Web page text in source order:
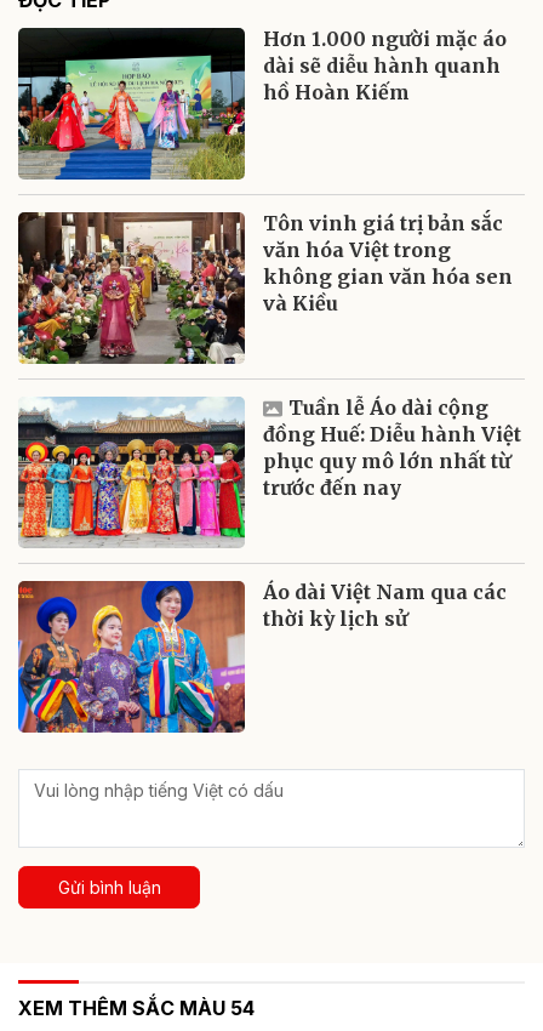
Hơn 1.000 người mặc áo
dài sẽ diễu hành quanh
hồ Hoàn Kiếm
Tôn vinh giá trị bản sắc
văn hóa Việt trong
không gian văn hóa sen
và Kiều
Tuần lễ Áo dài cộng
đồng Huế: Diễu hành Việt
phục quy mô lớn nhất từ
trước đến nay
Áo dài Việt Nam qua các
thời kỳ lịch sử
Gửi bình luận
XEM THÊM SẮC MÀU 54